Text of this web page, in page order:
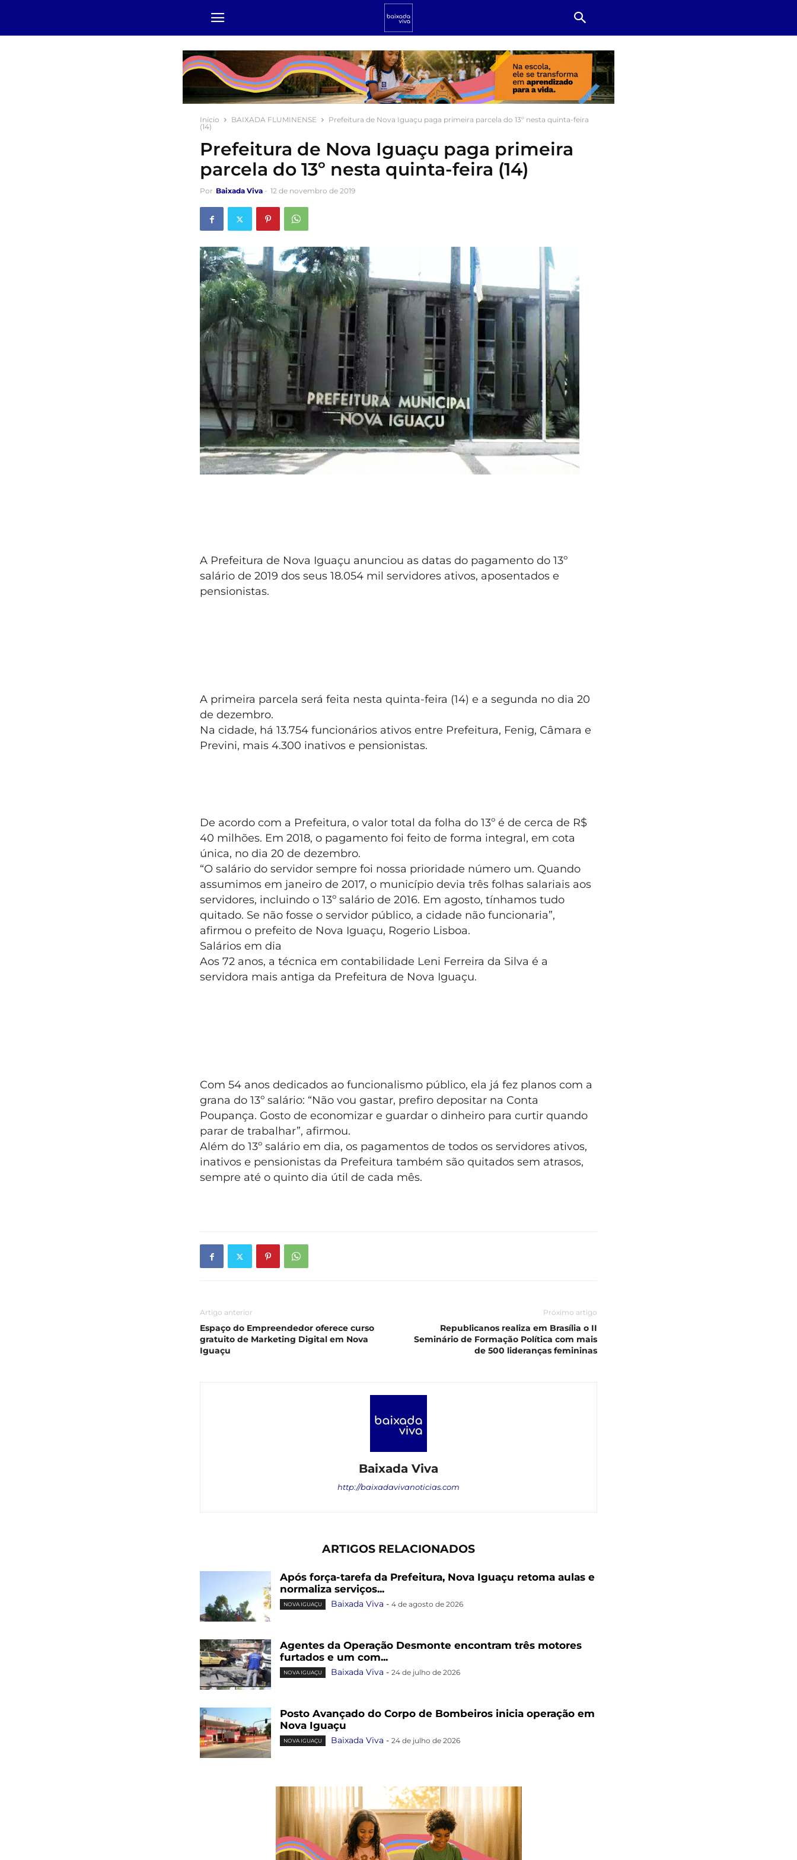
Início BAIXADA FLUMINENSE
Prefeitura de Nova Iguaçu paga primeira parcela do 13º nesta quinta-feira
(14)
Prefeitura de Nova Iguaçu paga primeira
parcela do 13º nesta quinta-feira (14)
Por Baixada Viva - 12 de novembro de 2019
A Prefeitura de Nova Iguaçu anunciou as datas do pagamento do 13º
salário de 2019 dos seus 18.054 mil servidores ativos, aposentados e
pensionistas.
A primeira parcela será feita nesta quinta-feira (14) e a segunda no dia 20
de dezembro.
Na cidade, há 13.754 funcionários ativos entre Prefeitura, Fenig, Câmara e
Previni, mais 4.300 inativos e pensionistas.
De acordo com a Prefeitura, o valor total da folha do 13º é de cerca de R$
40 milhões. Em 2018, o pagamento foi feito de forma integral, em cota
única, no dia 20 de dezembro.
“O salário do servidor sempre foi nossa prioridade número um. Quando
assumimos em janeiro de 2017, o município devia três folhas salariais aos
servidores, incluindo o 13º salário de 2016. Em agosto, tínhamos tudo
quitado. Se não fosse o servidor público, a cidade não funcionaria”,
afirmou o prefeito de Nova Iguaçu, Rogerio Lisboa.
Salários em dia
Aos 72 anos, a técnica em contabilidade Leni Ferreira da Silva é a
servidora mais antiga da Prefeitura de Nova Iguaçu.
Com 54 anos dedicados ao funcionalismo público, ela já fez planos com a
grana do 13º salário: “Não vou gastar, prefiro depositar na Conta
Poupança. Gosto de economizar e guardar o dinheiro para curtir quando
parar de trabalhar”, afirmou.
Além do 13º salário em dia, os pagamentos de todos os servidores ativos,
inativos e pensionistas da Prefeitura também são quitados sem atrasos,
sempre até o quinto dia útil de cada mês.
Artigo anterior
Espaço do Empreendedor oferece curso
gratuito de Marketing Digital em Nova
Iguaçu
Próximo artigo
Republicanos realiza em Brasília o II
Seminário de Formação Política com mais
de 500 lideranças femininas
Baixada Viva
http://baixadavivanoticias.com
ARTIGOS RELACIONADOS
Após força-tarefa da Prefeitura, Nova Iguaçu retoma aulas e
normaliza serviços...
NOVA IGUAÇU Baixada Viva - 4 de agosto de 2026
Agentes da Operação Desmonte encontram três motores
furtados e um com...
NOVA IGUAÇU Baixada Viva - 24 de julho de 2026
Posto Avançado do Corpo de Bombeiros inicia operação em
Nova Iguaçu
NOVA IGUAÇU Baixada Viva - 24 de julho de 2026